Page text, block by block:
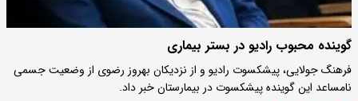
گوینده محبوب رادیو در بستر بیماری
فرهنگ جولایی، پیشکسوت رادیو و از نزدیکان بهروز رضوی از وضعیت جسمی
نامساعد این گوینده پیشکسوت در بیمارستان خبر داد.